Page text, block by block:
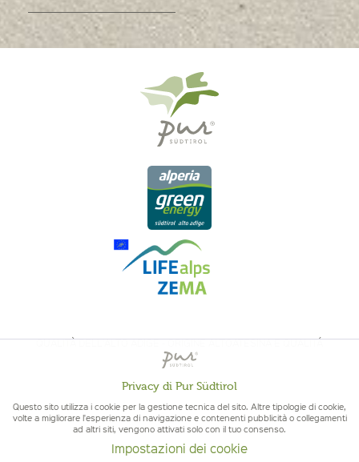
QUALITÀ DELL'ALTO ADIGE - ORIGINE ALTOATESINA E QUALITÁ
CONTROLLATA
Privacy di Pur Südtirol
Questo sito utilizza i cookie per la gestione tecnica del sito. Altre tipologie di cookie,
volte a migliorare l'esperienza di navigazione e contenenti pubblicità o collegamenti
ad altri siti, vengono attivati solo con il tuo consenso.
Impostazioni dei cookie